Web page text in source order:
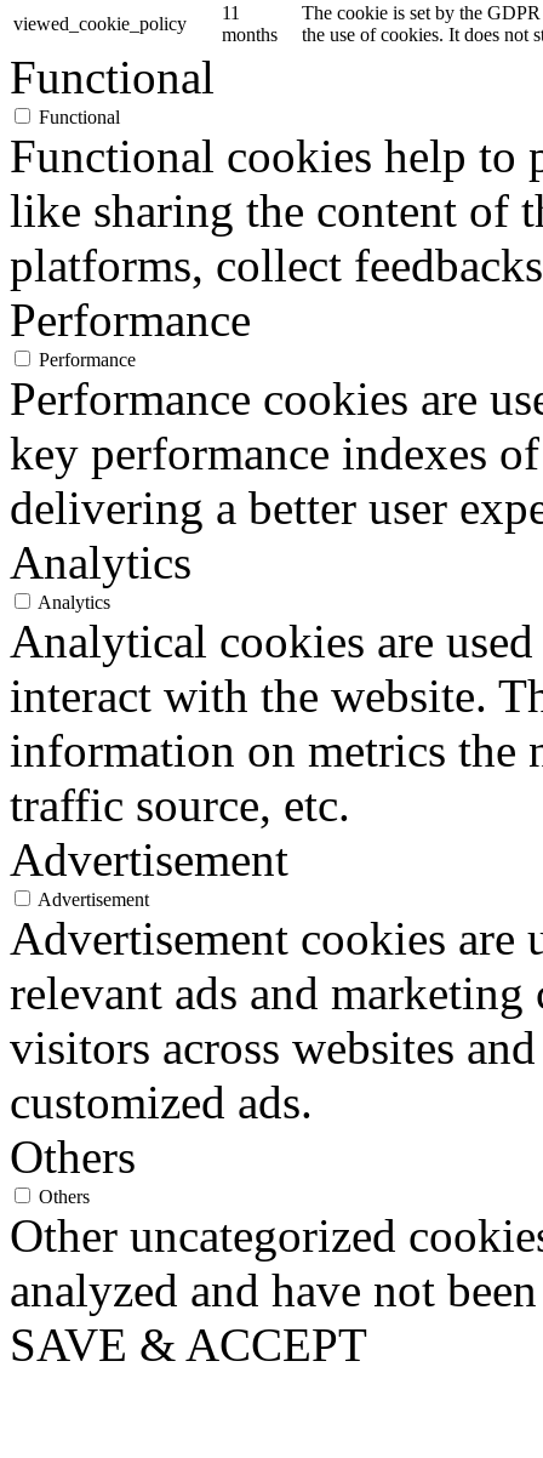
viewed_cookie_policy
11
months
The cookie is set by the
the use of cookies. It does not
Functional
Functional
Functional cookies help to
like sharing the content of
platforms, collect
Performance
Performance
Performance cookies are
key performance indexes
delivering a better user
Analytics
Analytics
Analytical cookies are
interact with the website.
information on metrics the
traffic source, etc.
Advertisement
Advertisement
Advertisement cookies
relevant ads and marketing
visitors across websites
customized ads.
Others
Others
Other uncategorized
analyzed and have not
SAVE & ACCEPT